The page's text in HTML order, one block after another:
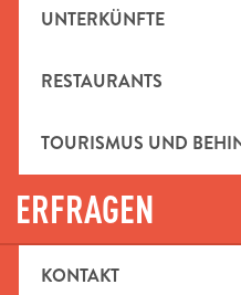
UNTERKÜNFTE
RESTAURANTS
TOURISMUS UND
ERFRAGEN
KONTAKT
13360 Roquevaire